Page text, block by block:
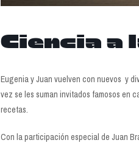
Ciencia a
Eugenia y Juan vuelven con nuevos y
vez se les suman invitados famosos en
recetas.
Con la participación especial de Juan